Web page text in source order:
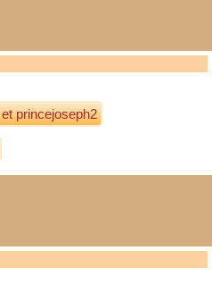
princejoseph2